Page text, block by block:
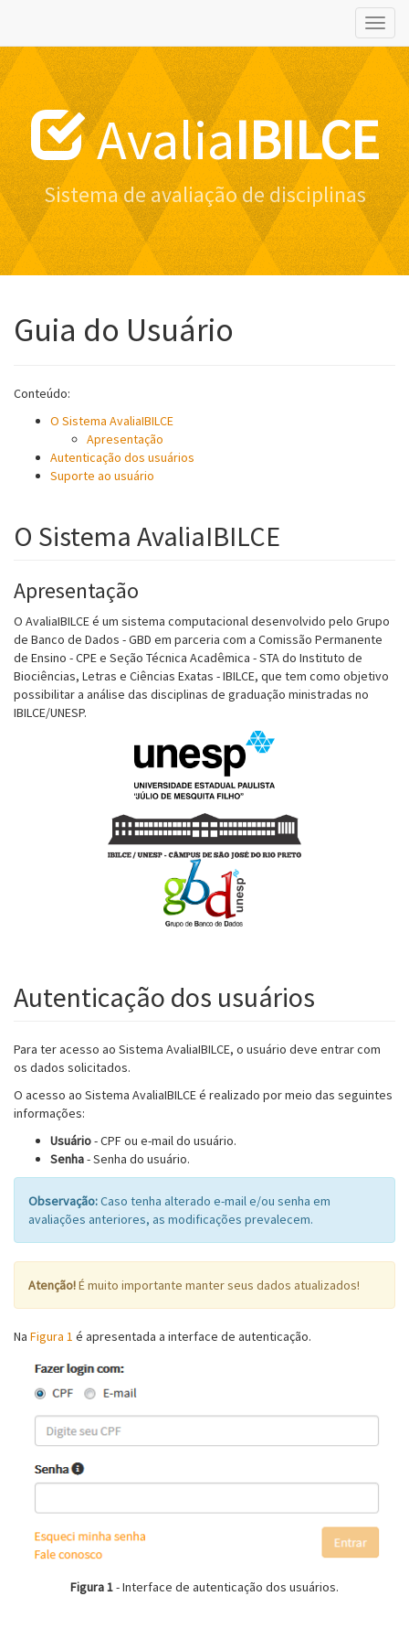
AvaliaIBILCE
Sistema de avaliação de disciplinas
Guia do Usuário
Conteúdo:
O Sistema AvaliaIBILCE
Apresentação
Autenticação dos usuários
Suporte ao usuário
O Sistema AvaliaIBILCE
Apresentação
O AvaliaIBILCE é um sistema computacional desenvolvido pelo Grupo
de Banco de Dados - GBD em parceria com a Comissão Permanente
de Ensino - CPE e Seção Técnica Acadêmica - STA do Instituto de
Biociências, Letras e Ciências Exatas - IBILCE, que tem como objetivo
possibilitar a análise das disciplinas de graduação ministradas no
IBILCE/UNESP.
Autenticação dos usuários
Para ter acesso ao Sistema AvaliaIBILCE, o usuário deve entrar com
os dados solicitados.
O acesso ao Sistema AvaliaIBILCE é realizado por meio das seguintes
informações:
Usuário- CPF ou e-mail do usuário.
Senha- Senha do usuário.
Observação:Caso tenha alterado e-mail e/ou senha em
avaliações anteriores, as modificações prevalecem.
Atenção!É muito importante manter seus dados atualizados!
Na Figura 1 é apresentada a interface de autenticação.
Figura 1- Interface de autenticação dos usuários.